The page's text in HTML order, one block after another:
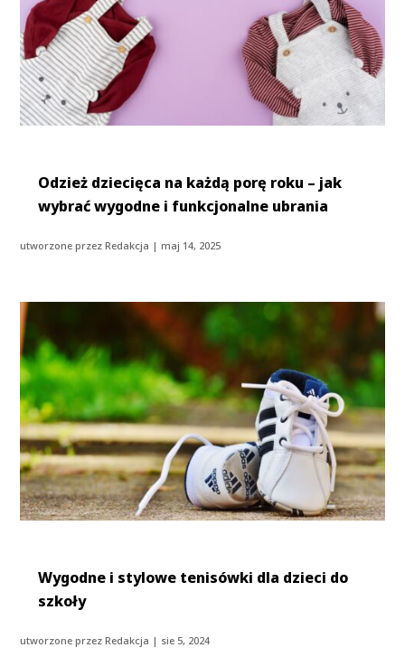
Odzież dziecięca na każdą porę roku – jak
wybrać wygodne i funkcjonalne ubrania
utworzone przezRedakcja |maj 14, 2025
Wygodne i stylowe tenisówki dla dzieci do
szkoły
utworzone przezRedakcja | sie 5, 2024